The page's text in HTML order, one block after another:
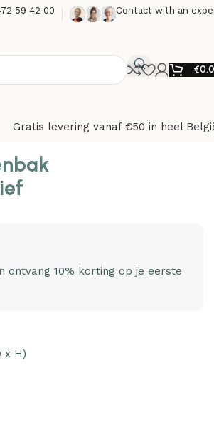
59 42 00 Contact with an
€
Gratis levering vanaf €50 in heel
ontvang 10% korting op je eerste
x H)